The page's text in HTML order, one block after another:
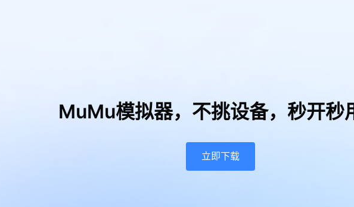
MuMu模拟器， 不挑设备，秒开秒
立即下载